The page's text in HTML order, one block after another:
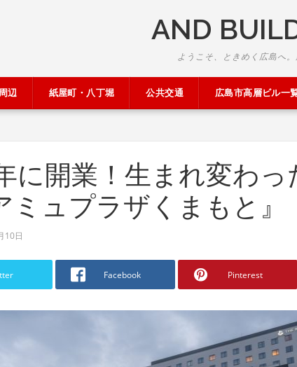
AND
ようこそ、ときめく広島へ
辺 紙屋町・八丁堀 公共交通 広島市高層ビル一
に開業！生まれ変わっ
ミュプラザくまもと』
10日
Facebook Pinterest